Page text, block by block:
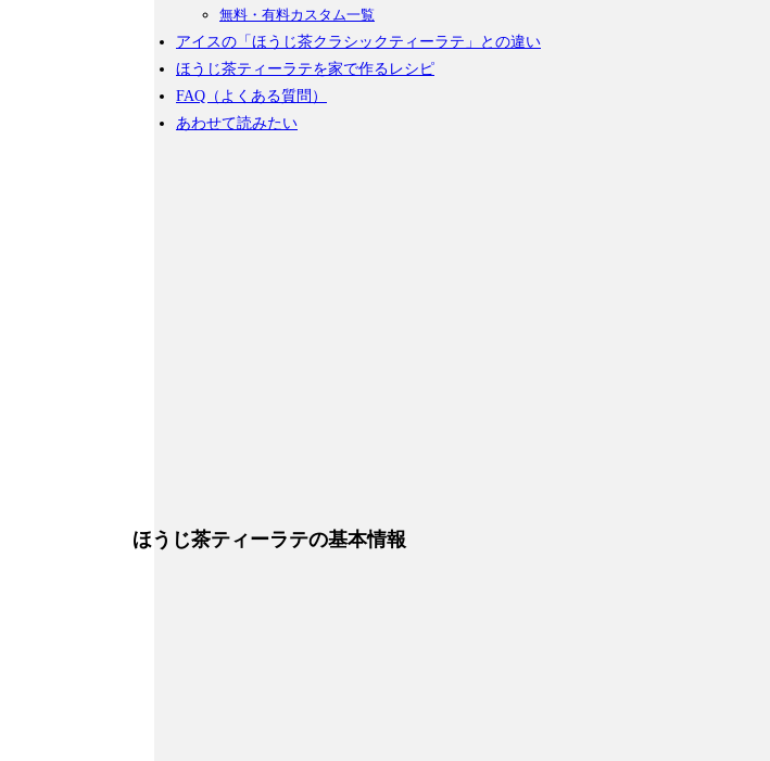
無料・有料カスタム一覧
アイスの「ほうじ茶クラシックティーラテ」との違い
ほうじ茶ティーラテを家で作るレシピ
FAQ（よくある質問）
あわせて読みたい
ほうじ茶ティーラテの基本情報